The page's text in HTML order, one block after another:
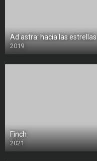
Ad astra: hacia las estrellas
2019
Finch
2021